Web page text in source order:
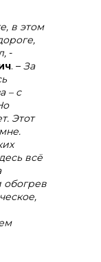
в этом
-
. – За
– с
Этот
всё
обогрев